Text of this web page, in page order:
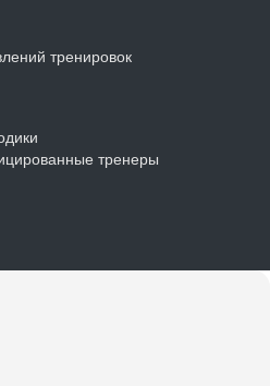
тренировок
тренеры